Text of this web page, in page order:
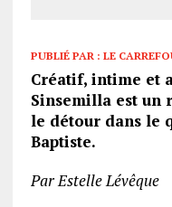
PUBLIÉ PAR : LE
Créatif, intime et
Sinsemilla est un
le détour dans le
Baptiste.
Par Estelle Lévêque